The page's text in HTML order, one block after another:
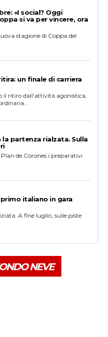
«I social? Oggi
si va per vincere, ora
stagione di Coppa del
un finale di carriera
ritiro dall'attività agonistica,
partenza rialzata. Sulla
de Corones i preparativi
italiano in gara
A fine luglio, sulle piste
NEVE